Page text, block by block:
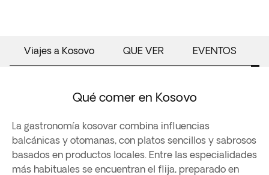
Viajes a Kosovo QUE VER EVENTOS
Qué comer en Kosovo
La gastronomía kosovar combina influencias
balcánicas y otomanas, con platos sencillos y sabrosos
basados en productos locales. Entre las especialidades
más habituales se encuentran el flija, preparado en